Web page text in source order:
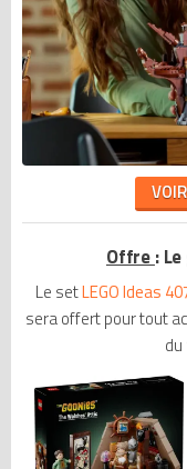
Offre:
Le setLEGO Ideas
sera offert pour tout
du